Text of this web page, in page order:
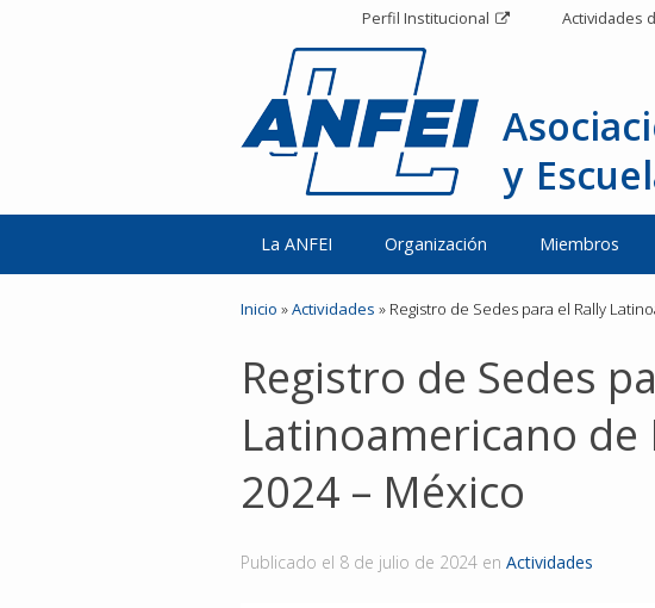
Perfil Institucional Actividades
y
La ANFEI Organización Miembros
Inicio »Actividades » Registro de Sedes para el Rally
Registro de Sedes
Latinoamericano de
2024 – México
Publicado el 8 de julio de 2024 en Actividades